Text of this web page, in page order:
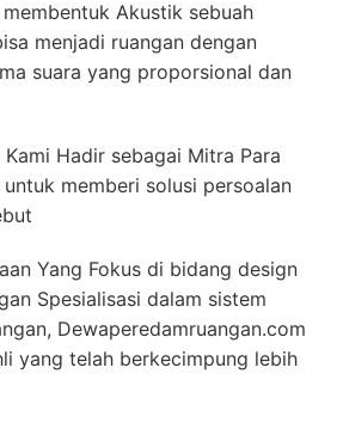
Akustik sebuah
menjadi ruangan dengan
suara yang proporsional dan
Kami Hadir sebagai Mitra Para
memberi solusi persoalan
Yang Fokus di bidang design
Spesialisasi dalam sistem
Dewaperedamruangan.com
yang telah berkecimpung lebih